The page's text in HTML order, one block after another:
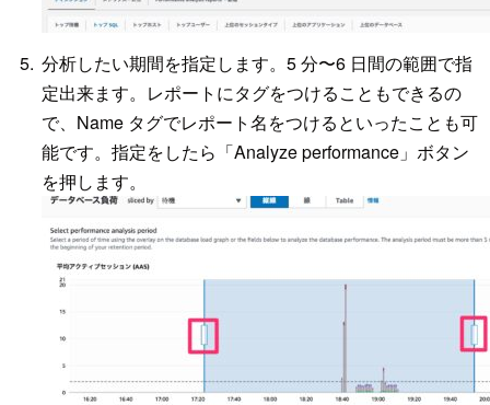
分析したい期間を指定します。5 分〜6 日間の範囲で指
定出来ます。レポートにタグをつけることもできるの
で、Name タグでレポート名をつけるといったことも可
能です。指定をしたら「Analyze performance」ボタン
を押します。